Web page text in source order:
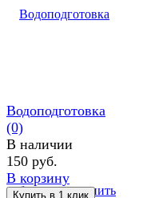
избранное сравнить
Водоподготовка
(0)
В наличии
150 руб.
В корзину